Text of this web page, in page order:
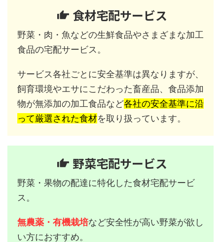
食材宅配サービス
野菜・肉・魚などの生鮮食品やさまざまな加工
食品の宅配サービス。
サービス各社ごとに安全基準は異なりますが、
飼育環境やエサにこだわった畜産品、食品添加
物が無添加の加工食品など各社の安全基準に沿
って厳選された食材を取り扱っています。
野菜宅配サービス
野菜・果物の配達に特化した食材宅配サービ
ス。
無農薬・有機栽培など安全性が高い野菜が欲し
い方におすすめ。